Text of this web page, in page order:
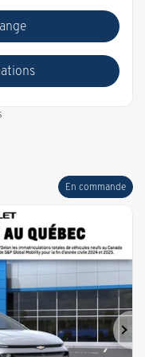
En commande